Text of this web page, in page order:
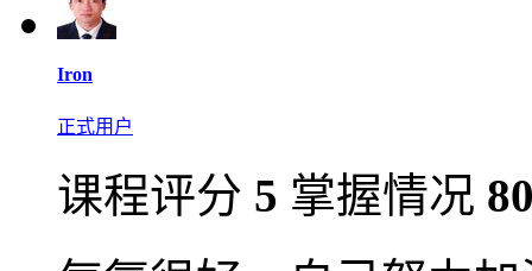
Iron
正式用户
课程评分 5 掌握情况